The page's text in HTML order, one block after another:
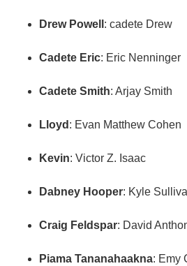
Drew Powell : cadete Drew
Cadete Eric: Eric Nenninger
Cadete Smith: Arjay Smith
Lloyd : Evan Matthew Cohen
Kevin: Victor Z. Isaac
Dabney Hooper: Kyle
Craig Feldspar: David
Piama Tananahaakna: Emy